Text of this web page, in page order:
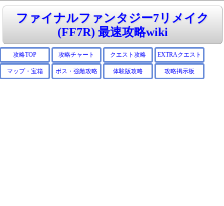
ファイナルファンタジー7リメイク
(FF7R) 最速攻略wiki
攻略TOP 攻略チャート クエスト攻略 EXTRAクエスト
マップ・宝箱 ボス・強敵攻略 体験版攻略 攻略掲示板